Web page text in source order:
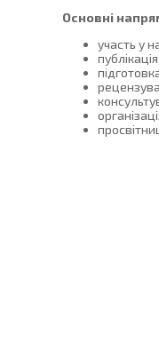
Основні
участь у